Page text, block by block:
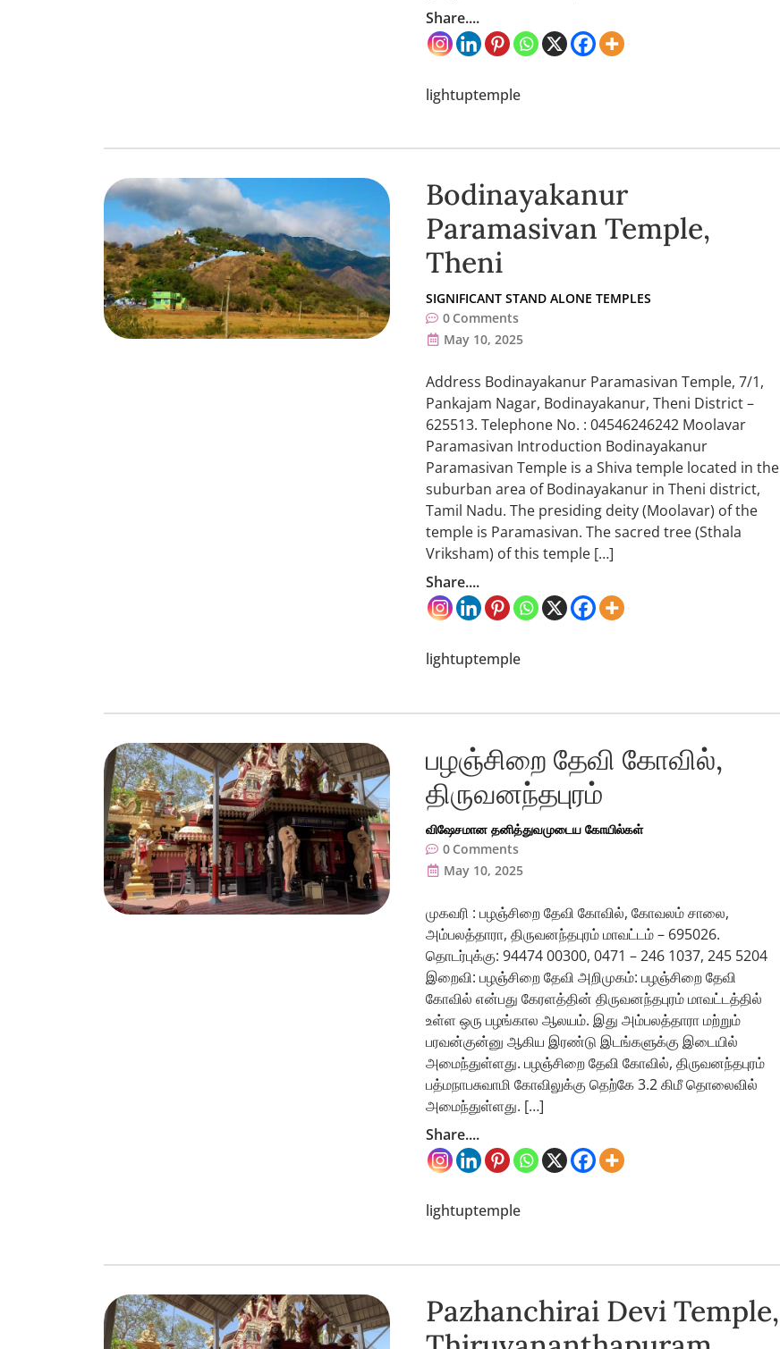
Share....
lightuptemple
Bodinayakanur
Paramasivan Temple,
Theni
SIGNIFICANT STAND ALONE TEMPLES
0 Comments
May 10, 2025
Address Bodinayakanur Paramasivan Temple, 7/1,
Pankajam Nagar, Bodinayakanur, Theni District –
625513. Telephone No. : 04546246242 Moolavar
Paramasivan Introduction Bodinayakanur
Paramasivan Temple is a Shiva temple located in the
suburban area of Bodinayakanur in Theni district,
Tamil Nadu. The presiding deity (Moolavar) of the
temple is Paramasivan. The sacred tree (Sthala
Vriksham) of this temple […]
Share....
lightuptemple
பழஞ்சிறை தேவி கோவில்,
திருவனந்தபுரம்
விஷேசமான தனித்துவமுடைய கோயில்கள்
0 Comments
May 10, 2025
முகவரி : பழஞ்சிறை தேவி கோவில், கோவலம் சாலை,
அம்பலத்தாரா, திருவனந்தபுரம் மாவட்டம் – 695026.
தொடர்புக்கு: 94474 00300, 0471 – 246 1037, 245 5204
இறைவி: பழஞ்சிறை தேவி அறிமுகம்: பழஞ்சிறை தேவி
கோவில் என்பது கேரளத்தின் திருவனந்தபுரம் மாவட்டத்தில்
உள்ள ஒரு பழங்கால ஆலயம். இது அம்பலத்தாரா மற்றும்
பரவன்குன்னு ஆகிய இரண்டு இடங்களுக்கு இடையில்
அமைந்துள்ளது. பழஞ்சிறை தேவி கோவில், திருவனந்தபுரம்
பத்மநாபசுவாமி கோவிலுக்கு தெற்கே 3.2 கிமீ தொலைவில்
அமைந்துள்ளது. […]
Share....
lightuptemple
Pazhanchirai Devi Temple,